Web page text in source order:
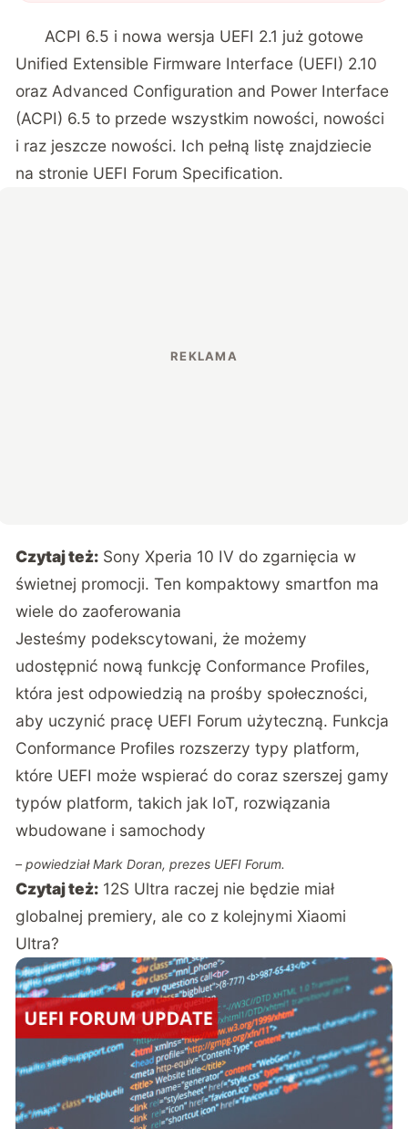
ACPI 6.5 i nowa wersja UEFI 2.1 już gotowe
Unified Extensible Firmware Interface (UEFI) 2.10
oraz Advanced Configuration and Power Interface
(ACPI) 6.5 to przede wszystkim nowości, nowości
i raz jeszcze nowości. Ich pełną listę znajdziecie
na stronie UEFI Forum Specification.
Czytaj też: Sony Xperia 10 IV do zgarnięcia w
świetnej promocji. Ten kompaktowy smartfon ma
wiele do zaoferowania
Jesteśmy podekscytowani, że możemy
udostępnić nową funkcję Conformance Profiles,
która jest odpowiedzią na prośby społeczności,
aby uczynić pracę UEFI Forum użyteczną. Funkcja
Conformance Profiles rozszerzy typy platform,
które UEFI może wspierać do coraz szerszej gamy
typów platform, takich jak IoT, rozwiązania
wbudowane i samochody
– powiedział Mark Doran, prezes UEFI Forum.
Czytaj też: 12S Ultra raczej nie będzie miał
globalnej premiery, ale co z kolejnymi Xiaomi
Ultra?